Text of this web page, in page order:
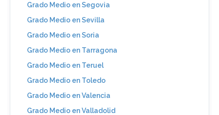
Grado Medio en Segovia
Grado Medio en Sevilla
Grado Medio en Soria
Grado Medio en Tarragona
Grado Medio en Teruel
Grado Medio en Toledo
Grado Medio en Valencia
Grado Medio en Valladolid